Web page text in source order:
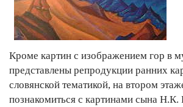
Кроме картин с изображением гор в
представлены репродукции ранних
словянской тематикой, на втором
познакомиться с картинами сына Н.К.